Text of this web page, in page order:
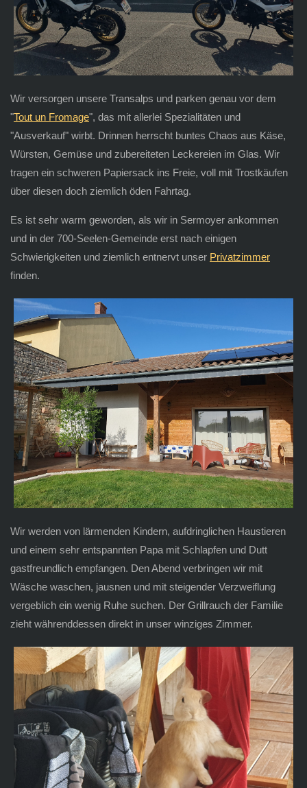
Wir versorgen unsere Transalps und parken genau vor dem
"Tout un Fromage", das mit allerlei Spezialitäten und
"Ausverkauf" wirbt. Drinnen herrscht buntes Chaos aus Käse,
Würsten, Gemüse und zubereiteten Leckereien im Glas. Wir
tragen ein schweren Papiersack ins Freie, voll mit Trostkäufen
über diesen doch ziemlich öden Fahrtag.
Es ist sehr warm geworden, als wir in Sermoyer ankommen
und in der 700-Seelen-Gemeinde erst nach einigen
Schwierigkeiten und ziemlich entnervt unser Privatzimmer
finden.
Wir werden von lärmenden Kindern, aufdringlichen Haustieren
und einem sehr entspannten Papa mit Schlapfen und Dutt
gastfreundlich empfangen. Den Abend verbringen wir mit
Wäsche waschen, jausnen und mit steigender Verzweiflung
vergeblich ein wenig Ruhe suchen. Der Grillrauch der Familie
zieht währenddessen direkt in unser winziges Zimmer.